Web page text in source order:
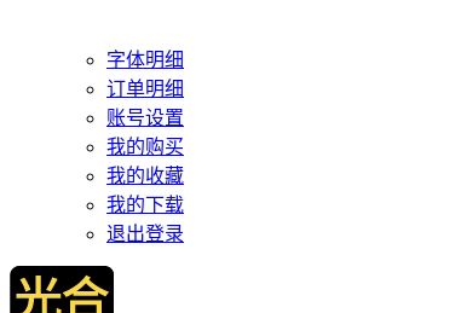
字体明细
订单明细
账号设置
我的购买
我的收藏
我的下载
退出登录